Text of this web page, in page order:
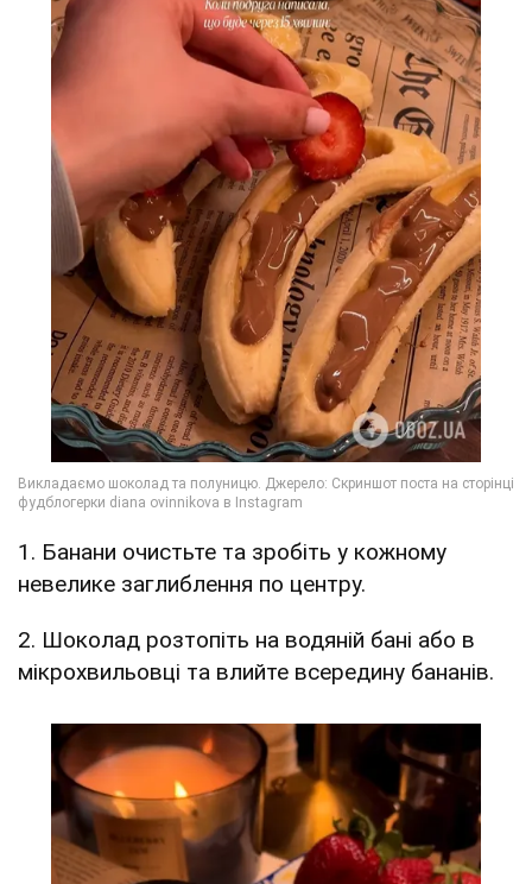
1. Банани очистьте та зробіть у кожному
невелике заглиблення по центру.
2. Шоколад розтопіть на водяній бані або в
мікрохвильовці та влийте всередину бананів.